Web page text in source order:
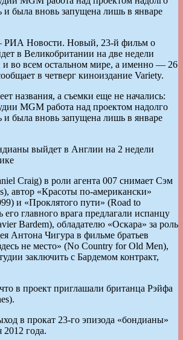
и была вновь запущена лишь в январе
Новости. Новый, 23-й фильм о
в Великобритании на две недели
во всем остальном мире, а именно — 26
в четверг киноиздание Variety.
названия, а съемки еще не начались:
MGM работа над проектом надолго
и была вновь запущена лишь в январе
Craig) в роли агента 007 снимает Сэм
автор «Красоты по-американски»
и «Проклятого пути» (Road to
его главного врага предлагали испанцу
Bardem), обладателю «Оскара» за роль
Антона Чигура в фильме братьев
не место» (No Country for Old Men),
заключить с Бардемом контракт,
в проект приглашали британца Рэйфа
в прокат 23-го эпизода «бондианы»
2012 года.